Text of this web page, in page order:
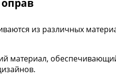
из различных
материал,